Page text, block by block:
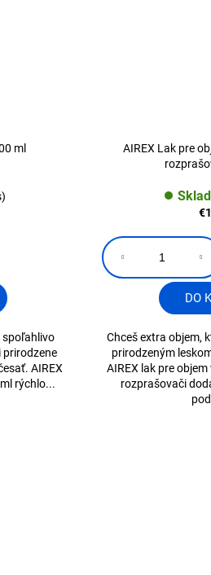
ml
spoľahlivo
prirodzene
AIREX
rýchlo...
AIREX Lak pre
DO
Chceš extra objem,
prirodzeným
AIREX lak pre
rozprašovači